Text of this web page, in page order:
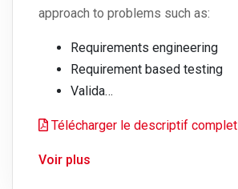
approach to problems such as:
Requirements engineering
Requirement based testing
Valida…
Télécharger le descriptif complet
Voir plus